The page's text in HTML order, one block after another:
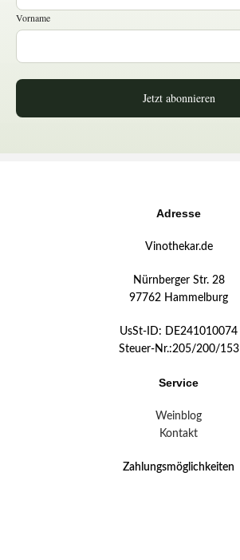
Vorname
Jetzt abonnieren
Adresse
Vinothekar.de
Nürnberger Str. 28
97762 Hammelburg
UsSt-ID: DE241010074
Steuer-Nr.:205/200/153
Service
Weinblog
Kontakt
Zahlungsmöglichkeiten